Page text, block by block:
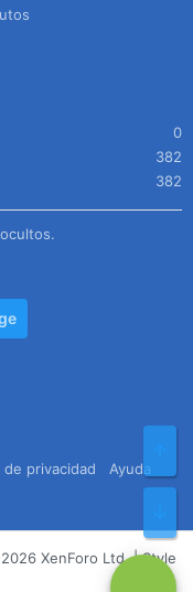
0
382
382
de privacidad
Ayuda
XenForo Ltd. |Style